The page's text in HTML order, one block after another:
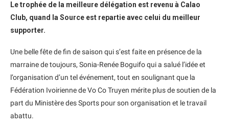
Le trophée de la meilleure délégation est revenu à Calao
Club, quand la Source est repartie avec celui du meilleur
supporter.
Une belle fête de fin de saison qui s’est faite en présence de la
marraine de toujours, Sonia-Renée Boguifo qui a salué l’idée et
l’organisation d’un tel événement, tout en soulignant que la
Fédération Ivoirienne de Vo Co Truyen mérite plus de soutien de la
part du Ministère des Sports pour son organisation et le travail
abattu.